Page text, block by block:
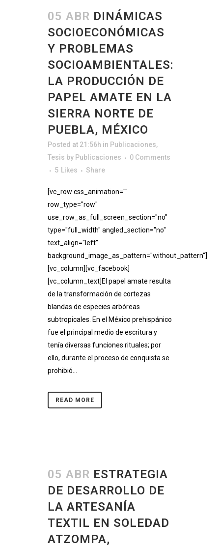
05 ABR DINÁMICAS
SOCIOECONÓMICAS
Y PROBLEMAS
SOCIOAMBIENTALES:
LA PRODUCCIÓN DE
PAPEL AMATE EN LA
SIERRA NORTE DE
PUEBLA, MÉXICO
Posted at 21:56h in Publicaciones,
Tesis by Publicaciones
0 Comments
5 Likes Share
[vc_row css_animation=""
row_type="row"
use_row_as_full_screen_section="no"
type="full_width" angled_section="no"
text_align="left"
background_image_as_pattern="without_pattern"]
[vc_column][vc_facebook]
[vc_column_text]El papel amate resulta
de la transformación de cortezas
blandas de especies arbóreas
subtropicales. En el México prehispánico
fue el principal medio de escritura y
tenía diversas funciones rituales; por
ello, durante el proceso de conquista se
prohibió...
READ MORE
05 ABR ESTRATEGIA
DE DESARROLLO DE
LA ARTESANÍA
TEXTIL EN SOLEDAD
ATZOMPA,